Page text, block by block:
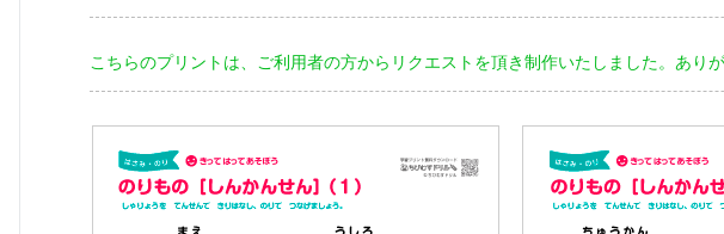
こちらのプリントは、ご利用者の方からリクエストを頂き制作いたしました。あり